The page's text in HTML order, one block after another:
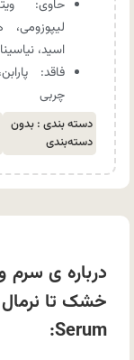
لیپوزومی،
اسید،
فاقد:
چربی
دسته بندی : بدون
دسته‌بندی
درباره ی
Serum: